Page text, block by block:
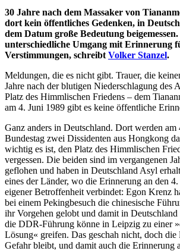
30 Jahre nach dem Massaker von
dort kein öffentliches Gedenken, in
dem Datum große Bedeutung
unterschiedliche Umgang mit Erinnerung
Verstimmungen, schreibt Volker Stanzel.
Meldungen, die es nicht gibt. Trauer, die
Jahre nach der blutigen Niederschlagung des
Platz des Himmlischen Friedens – dem
am 4. Juni 1989 gibt es keine öffentliche
Ganz anders in Deutschland. Dort werden am
Bundestag zwei Dissidenten aus Hongkong
wichtig es ist, den Platz des Himmlischen
vergessen. Die beiden sind im vergangenen
geflohen und haben in Deutschland Asyl
eines der Länder, wo die Erinnerung an den
eigener Betroffenheit verbindet: Egon Krenz
bei einem Pekingbesuch die chinesische
ihr Vorgehen gelobt und damit in Deutschland
die DDR-Führung könne in Leipzig zu einer
Lösung« greifen. Das geschah nicht, doch die
Gefahr bleibt, und damit auch die Erinnerung